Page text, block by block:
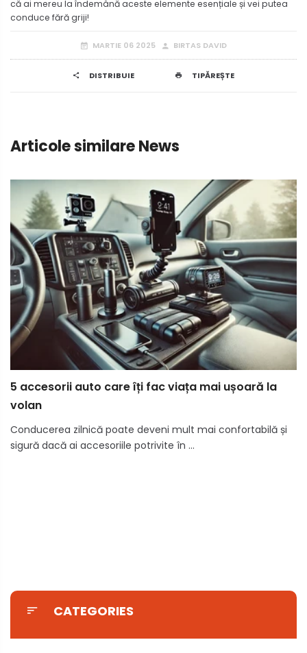
CATEGORIES
că ai mereu la îndemână aceste elemente esențiale și vei putea
conduce fără griji!
MARTIE 06 2025 BIRTAS DAVID
DISTRIBUIE TIPĂREȘTE
Articole similare News
5 accesorii auto care îți fac viața mai ușoară la
volan
Conducerea zilnică poate deveni mult mai confortabilă și
sigură dacă ai accesoriile potrivite în ...